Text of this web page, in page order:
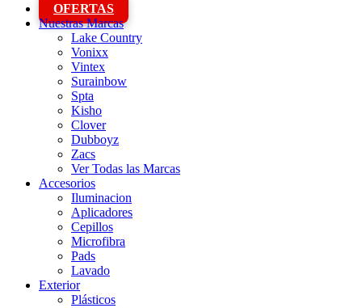
OFERTAS
Nuestras Marcas
Lake Country
Vonixx
Vintex
Surainbow
Spta
Kisho
Clover
Dubboyz
Zacs
Ver Todas las Marcas
Accesorios
Iluminacion
Aplicadores
Cepillos
Microfibra
Pads
Lavado
Exterior
Plásticos